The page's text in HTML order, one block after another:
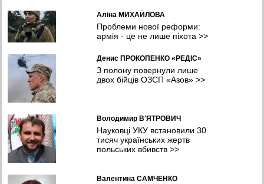
Аліна МИХАЙЛОВА
Проблеми нової реформи:
армія - це не лише піхота>>
Денис ПРОКОПЕНКО «РЕДІС»
З полону повернули лише
двох бійців ОЗСП «Азов»>>
Володимир В'ЯТРОВИЧ
Науковці УКУ встановили 30
тисяч українських жертв
польських вбивств>>
Валентина САМЧЕНКО